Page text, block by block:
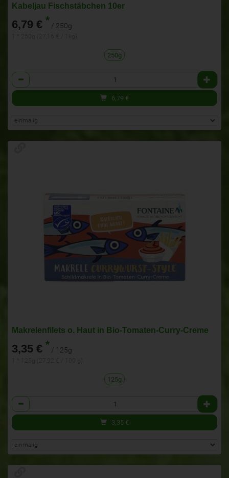
Kabeljau Fischstäbchen 10er
6,79 € * / 250g
250g
Anzahl
6,79 €
Makrelenfilets o. Haut in Bio-Tomaten-Curry-Creme
3,35 € * / 125g
125g
Anzahl
3,35 €